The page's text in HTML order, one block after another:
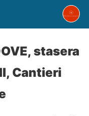
stasera
Cantieri